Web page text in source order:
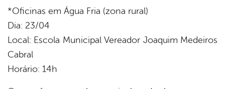
*Oficinas em Água Fria (zona rural)
Dia: 23/04
Local: Escola Municipal Vereador Joaquim Medeiros
Cabral
Horário: 14h